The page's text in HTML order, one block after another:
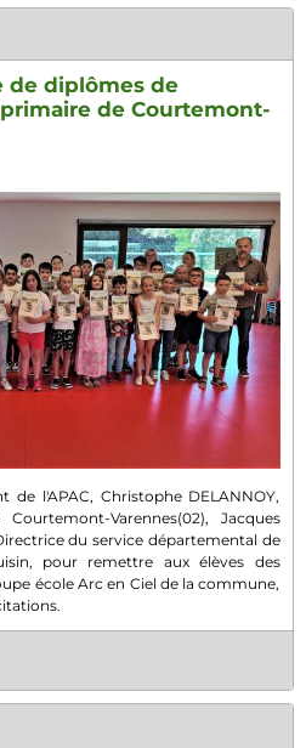
de diplômes de
de Courtemont-
de l'APAC, Christophe DELANNOY,
Varennes(02), Jacques
du service départemental de
pour remettre aux élèves des
école Arc en Ciel de la commune,